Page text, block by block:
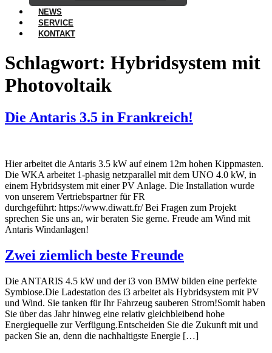
NEWS
SERVICE
KONTAKT
Schlagwort: Hybridsystem mit
Photovoltaik
Die Antaris 3.5 in Frankreich!
Hier arbeitet die Antaris 3.5 kW auf einem 12m hohen Kippmasten.
Die WKA arbeitet 1-phasig netzparallel mit dem UNO 4.0 kW, in
einem Hybridsystem mit einer PV Anlage. Die Installation wurde
von unserem Vertriebspartner für FR
durchgeführt: https://www.diwatt.fr/ Bei Fragen zum Projekt
sprechen Sie uns an, wir beraten Sie gerne. Freude am Wind mit
Antaris Windanlagen!
Zwei ziemlich beste Freunde
Die ANTARIS 4.5 kW und der i3 von BMW bilden eine perfekte
Symbiose.Die Ladestation des i3 arbeitet als Hybridsystem mit PV
und Wind. Sie tanken für Ihr Fahrzeug sauberen Strom!Somit haben
Sie über das Jahr hinweg eine relativ gleichbleibend hohe
Energiequelle zur Verfügung.Entscheiden Sie die Zukunft mit und
packen Sie an, denn die nachhaltigste Energie […]